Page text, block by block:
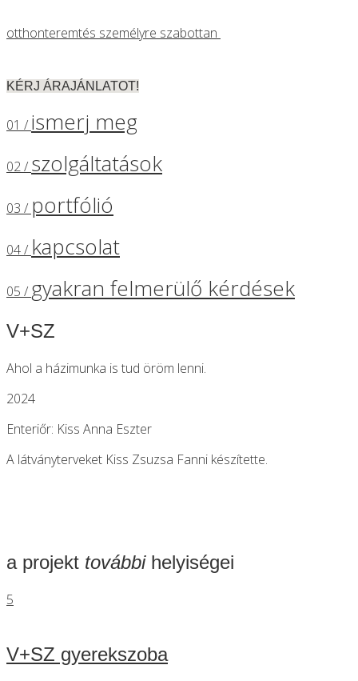
otthonteremtés személyre szabottan
KÉRJ ÁRAJÁNLATOT!
01 / ismerj meg
02 / szolgáltatások
03 / portfólió
04 / kapcsolat
05 / gyakran felmerülő kérdések
V+SZ
Ahol a házimunka is tud öröm lenni.
2024
Enteriőr: Kiss Anna Eszter
A látványterveket Kiss Zsuzsa Fanni készítette.
a projekt továbbihelyiségei
5
V+SZ gyerekszoba